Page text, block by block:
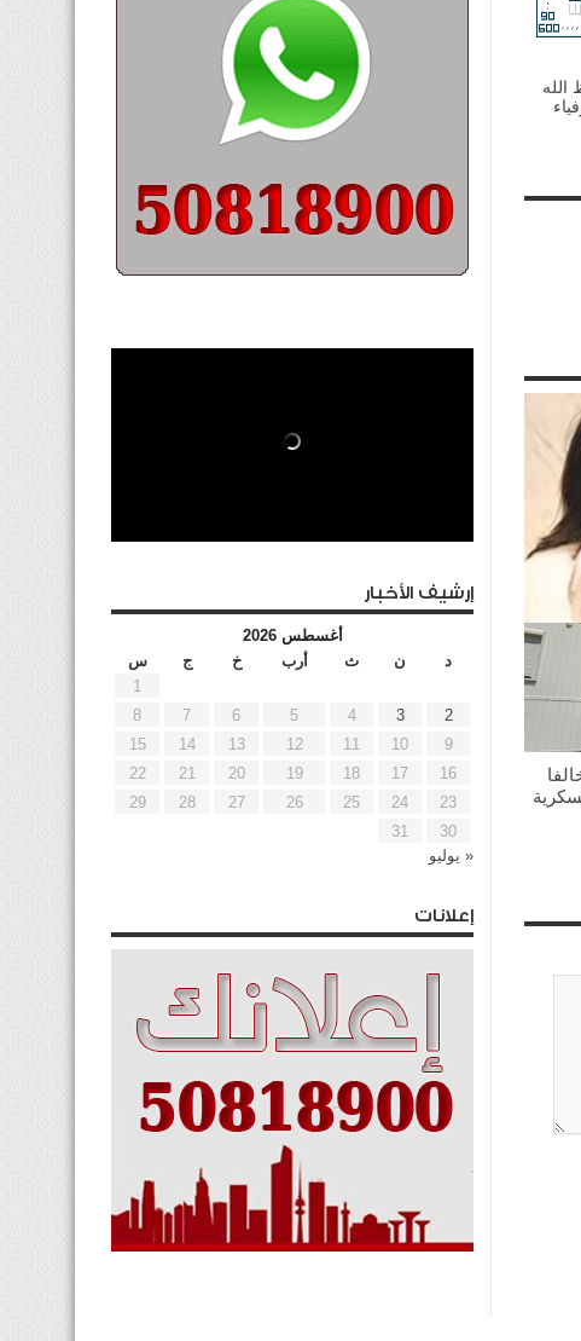
الله
مواقف
مخالفا
إرشيف الأخبار
أغسطس 2026
د
ن ث أرب خ ج
س
1
2
3
4
5
6
7
8
9
10
11
12
13
14
15
16
17
18
19
20
21
22
23
24
25
26
27
28
29
30
31
« يوليو
إعلانات